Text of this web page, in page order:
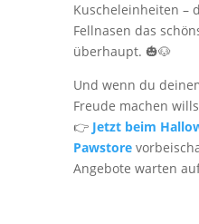
Kuscheleinheiten –
Fellnasen das
überhaupt. 🎃🐶
Und wenn du
Freude machen
👉 Jetzt beim
Pawstore
Angebote warten